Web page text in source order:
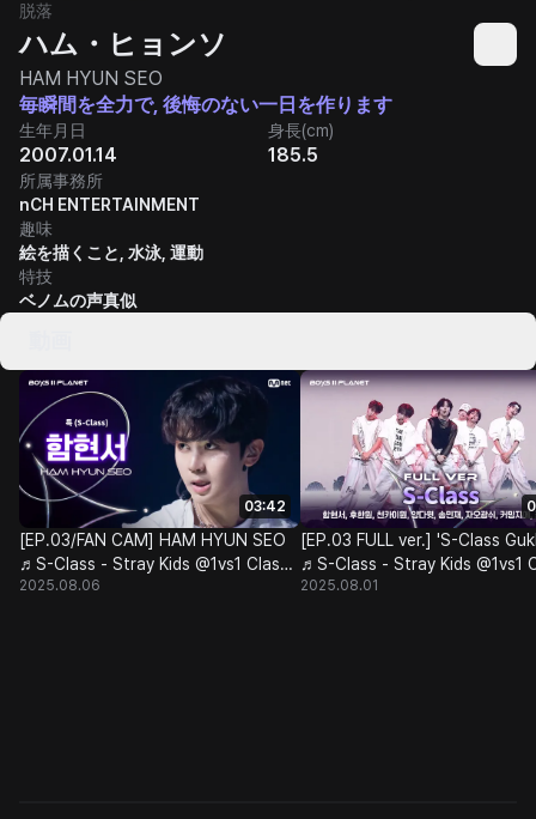
脱落
ハム・ヒョンソ
HAM HYUN SEO
毎瞬間を全力で, 後悔のない一日を作ります
生年月日
2007.01.14
身長(cm)
185.5
所属事務所
nCH ENTERTAINMENT
趣味
絵を描くこと, 水泳, 運動
特技
ベノムの声真似
03:42
[EP.03/FAN CAM] HAM HYUN SEO
♬S-Class - Stray Kids @1vs1 Class
Battle
2025.08.06
[EP.03 FULL ver.] 'S-Class
♬S-Class - Stray Kids @1vs1
Battle
2025.08.01